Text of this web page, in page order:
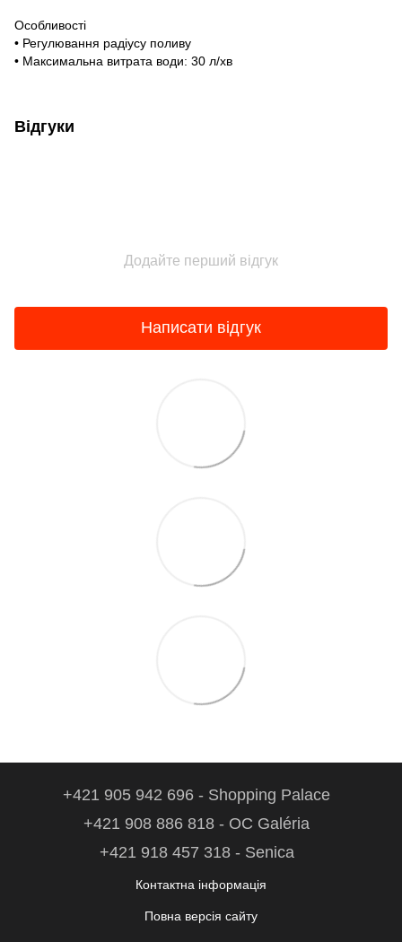
Особливості
• Регулювання радіусу поливу
• Максимальна витрата води: 30 л/хв
Відгуки
Додайте перший відгук
Написати відгук
+421 905 942 696 - Shopping Palace
+421 908 886 818 - OC Galéria
+421 918 457 318 - Senica
Контактна інформація
Повна версія сайту